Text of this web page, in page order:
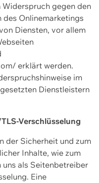
Widerspruch gegen den
des Onlinemarketings
Diensten, vor allem
erklärt werden.
im
Dienstleistern
Verschlüsselung
der Sicherheit und zum
Inhalte, wie zum
uns als Seitenbetreiber
Eine